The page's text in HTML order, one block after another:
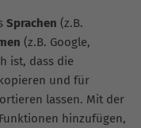
Sprachen (z.B.
(z.B. Google,
ist, dass die
und für
lassen. Mit der
hinzufügen,